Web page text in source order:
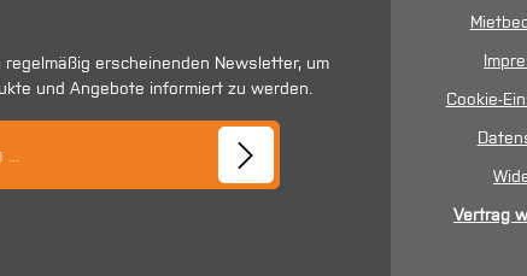
erscheinenden Newsletter, um
und Angebote informiert zu werden.
Cookie-
Vertrag